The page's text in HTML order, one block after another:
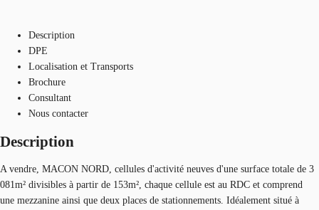
Description
DPE
Localisation et Transports
Brochure
Consultant
Nous contacter
Description
A vendre, MACON NORD, cellules d'activité neuves d'une surface totale de 3
081m² divisibles à partir de 153m², chaque cellule est au RDC et comprend
une mezzanine ainsi que deux places de stationnements. Idéalement situé à